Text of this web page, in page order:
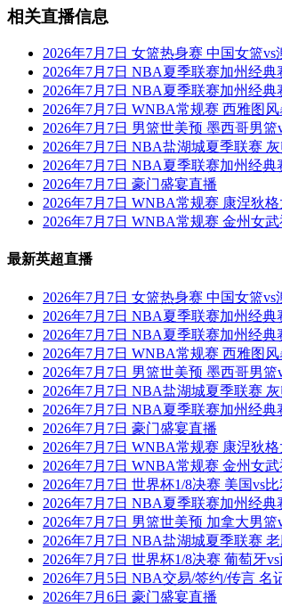
相关直播信息
2026年7月7日 女篮热身赛 中国女篮vs
2026年7月7日 NBA夏季联赛加州经典
2026年7月7日 NBA夏季联赛加州经典
2026年7月7日 WNBA常规赛 西雅图风
2026年7月7日 男篮世美预 墨西哥男篮
2026年7月7日 NBA盐湖城夏季联赛
2026年7月7日 NBA夏季联赛加州经典
2026年7月7日 豪门盛宴直播
2026年7月7日 WNBA常规赛 康涅狄格
2026年7月7日 WNBA常规赛 金州女武
最新英超直播
2026年7月7日 女篮热身赛 中国女篮vs
2026年7月7日 NBA夏季联赛加州经典
2026年7月7日 NBA夏季联赛加州经典
2026年7月7日 WNBA常规赛 西雅图风
2026年7月7日 男篮世美预 墨西哥男篮
2026年7月7日 NBA盐湖城夏季联赛
2026年7月7日 NBA夏季联赛加州经典
2026年7月7日 豪门盛宴直播
2026年7月7日 WNBA常规赛 康涅狄格
2026年7月7日 WNBA常规赛 金州女武
2026年7月7日 世界杯1/8决赛 美国vs
2026年7月7日 NBA夏季联赛加州经典
2026年7月7日 男篮世美预 加拿大男篮
2026年7月7日 NBA盐湖城夏季联赛
2026年7月7日 世界杯1/8决赛 葡萄牙
2026年7月5日 NBA交易/签约/传言 名
2026年7月6日 豪门盛宴直播